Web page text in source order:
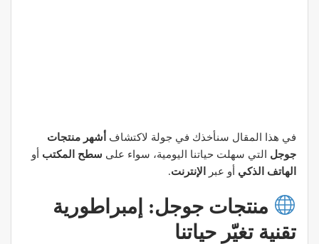
في هذا المقال سنأخذك في جولة لاكتشاف أشهر منتجات
جوجل التي سهلت حياتنا اليومية، سواء على سطح المكتب أو
الهاتف الذكي أو عبر الإنترنت.
منتجات جوجل: إمبراطورية
تقنية تغيّر حياتنا